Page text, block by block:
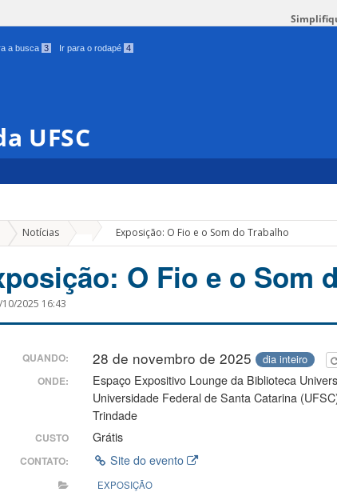
a busca 3 Ir para o rodapé 4
UFSC
Notícias Exposição: O Fio e o Som do Trabalho
O Fio e o Som
2025 16:43
QUANDO: 28 de novembro de 2025 dia inteiro
ONDE:
Espaço Expositivo Lounge da Biblioteca
Universidade Federal de Santa Catarina
Trindade
CUSTO Grátis
CONTATO: Site do evento
EXPOSIÇÃO